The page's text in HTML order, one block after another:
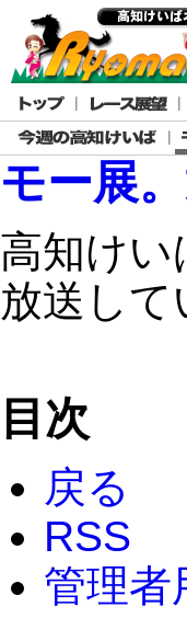
モー展
高知けい
放送し
目次
戻る
RSS
管理者